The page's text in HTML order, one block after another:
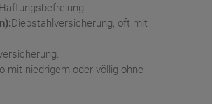
Diebstahlversicherung, oft mit
mit niedrigem oder völlig ohne